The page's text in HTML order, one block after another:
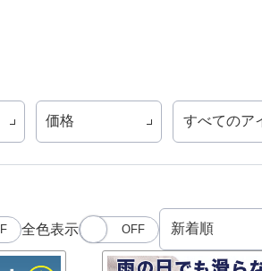
価格 すべてのア
全色表示